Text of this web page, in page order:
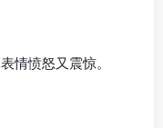
情愤怒又震惊。